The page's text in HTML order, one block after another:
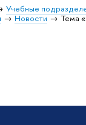
Учебные
Новости Тема